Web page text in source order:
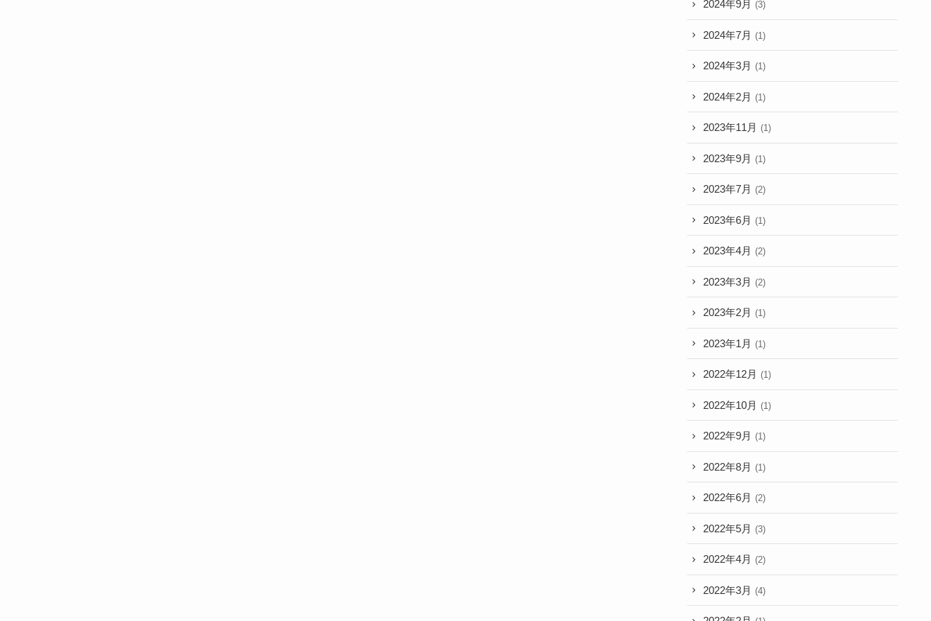
2024年9月 (3)
2024年7月 (1)
2024年3月 (1)
2024年2月 (1)
2023年11月 (1)
2023年9月 (1)
2023年7月 (2)
2023年6月 (1)
2023年4月 (2)
2023年3月 (2)
2023年2月 (1)
2023年1月 (1)
2022年12月 (1)
2022年10月 (1)
2022年9月 (1)
2022年8月 (1)
2022年6月 (2)
2022年5月 (3)
2022年4月 (2)
2022年3月 (4)